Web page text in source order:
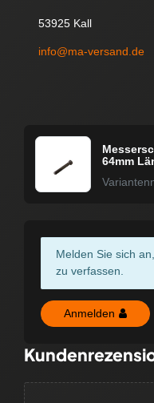
53925 Kall
info@ma-versand.de
64mm
Melden Sie sich
zu verfassen.
Anmelden